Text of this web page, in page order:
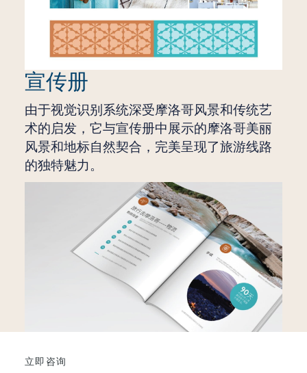
宣传册
由于视觉识别系统深受摩洛哥风景和传统艺
术的启发，它与宣传册中展示的摩洛哥美丽
风景和地标自然契合，完美呈现了旅游线路
的独特魅力。
立即咨询